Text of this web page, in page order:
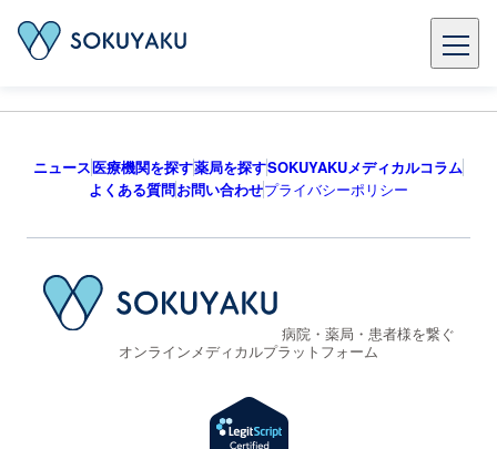
ニュース医療機関を探す薬局を探すSOKUYAKUメディカルコラム
よくある質問お問い合わせプライバシーポリシー
病院・薬局・患者様を繋ぐ
オンラインメディカルプラットフォーム